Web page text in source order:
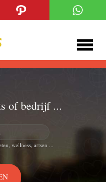
of bedrijf ...
wellness, artsen ...